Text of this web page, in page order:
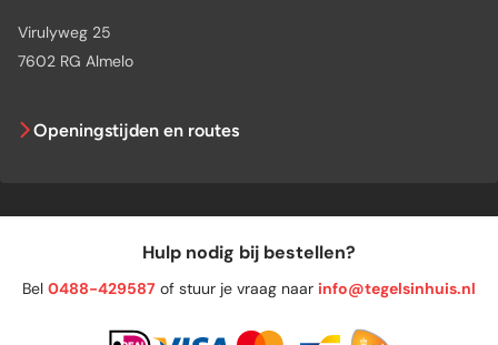
Virulyweg 25
7602 RG Almelo
Openingstijden en routes
Hulp nodig bij bestellen?
Bel 0488-429587 of stuur je vraag naar info@tegelsinhuis.nl